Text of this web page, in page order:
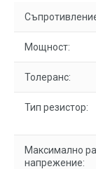
Мощност:
Толеранс:
Тип резистор:
Максимално
напрежение: